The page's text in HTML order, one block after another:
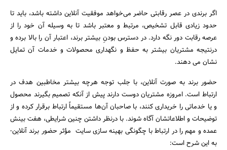
اگر برندی در عصر رقابتی حاضر می‌خواهد موفقیت آنلاین داشته باشد، باید تا
حدود زیادی قابل تشخیص، مرتبط و معتبر باشد تا به­ وسیله آن خود را از
عرصه رقابت دور نگه دارد. در دسترس بودنِ بیشتر برند، اعتبار آن را بالا برده و
درنتیجه مشتریان بیشتر به حفظ و نگهداری محصولات و خدمات آن تمایل
نشان می­ دهند.
حضور برند به صورت آنلاین، با جلب توجه هرچه بیشتر مخاطبین هدف در
ارتباط است. امروزه مشتریان دوست دارند پیش از آن­که تصمیم بگیرند محصول
و یا خدماتی را خریداری کنند، با صاحبان آن‌ها مستقیماً ارتباط برقرار کرده و از
توضیحات و اطلاعاتشان آگاه شوند. با درنظر داشتن چنین شرایطی، هفت بینش
عمده و مهم را در ارتباط با چگونگی بهینه­ سازی سایت مؤثر حضور برند آنلاین­
به این شرح است: